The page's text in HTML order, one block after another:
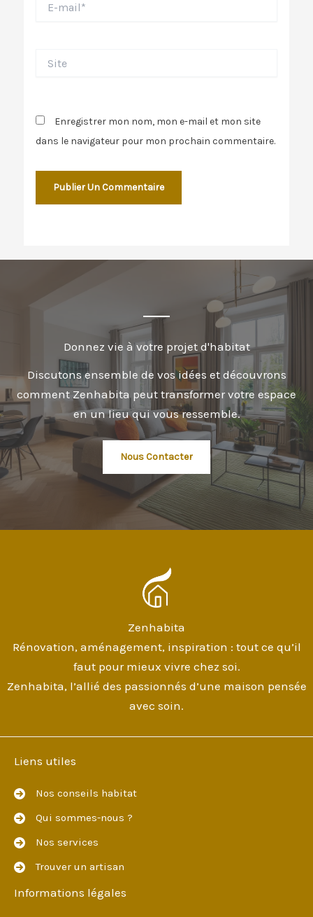
mail*
Enregistrer mon nom, mon e-mail et mon site
dans le navigateur pour mon prochain commentaire.
Donnez vie à votre projet d'habitat
Discutons ensemble de vos idées et découvrons
comment Zenhabita peut transformer votre espace
en un lieu qui vous ressemble.
Nous Contacter
Zenhabita
Rénovation, aménagement, inspiration : tout ce qu’il
faut pour mieux vivre chez soi.
Zenhabita, l’allié des passionnés d’une maison pensée
avec soin.
Liens utiles
Nos conseils habitat
Qui sommes-nous ?
Nos services
Trouver un artisan
Informations légales